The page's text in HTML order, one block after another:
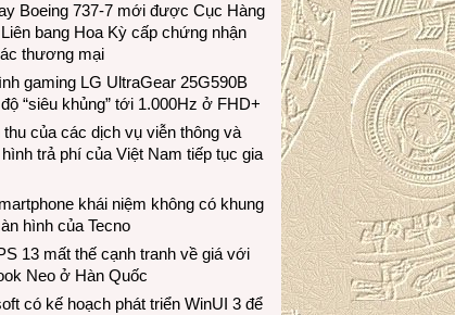
Boeing 737-7 mới được Cục Hàng
bang Hoa Kỳ cấp chứng nhận
thương mại
gaming LG UltraGear 25G590B
“siêu khủng” tới 1.000Hz ở FHD+
thu của các dịch vụ viễn thông và
trả phí của Việt Nam tiếp tục gia
khái niệm không có khung
hình của Tecno
13 mất thế cạnh tranh về giá với
Neo ở Hàn Quốc
có kế hoạch phát triển WinUI 3 để